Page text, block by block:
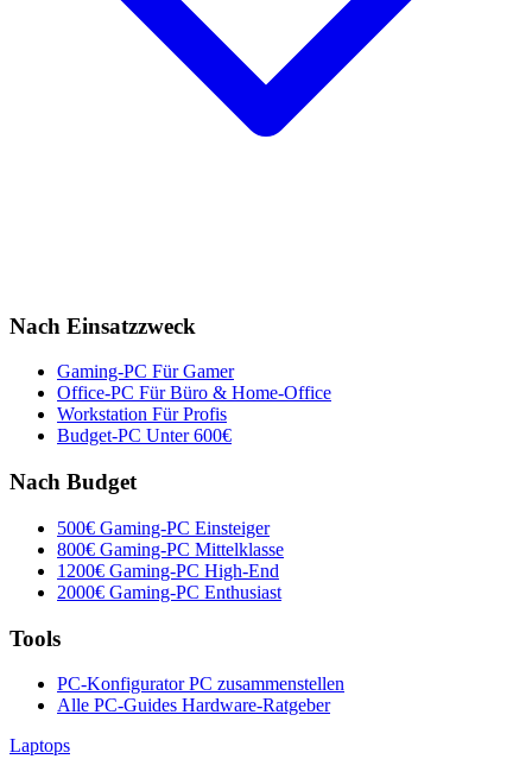
Nach Einsatzzweck
Gaming-PC Für Gamer
Office-PC Für Büro & Home-Office
Workstation Für Profis
Budget-PC Unter 600€
Nach Budget
500€ Gaming-PC Einsteiger
800€ Gaming-PC Mittelklasse
1200€ Gaming-PC High-End
2000€ Gaming-PC Enthusiast
Tools
PC-KonfiguratorPC zusammenstellen
Alle PC-Guides Hardware-Ratgeber
Laptops